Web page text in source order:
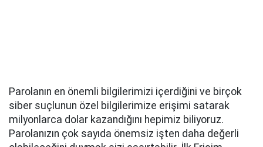
Parolanın en önemli bilgilerimizi içerdiğini ve birçok
siber suçlunun özel bilgilerimize erişimi satarak
milyonlarca dolar kazandığını hepimiz biliyoruz.
Parolanızın çok sayıda önemsiz işten daha değerli